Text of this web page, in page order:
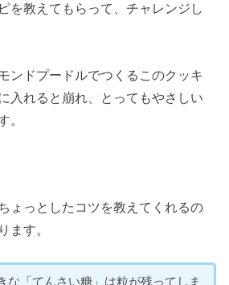
を教えてもらって、チャレンジし
ンドプードルでつくるこのクッキ
入れると崩れ、とってもやさしい
。
ょっとしたコツを教えてくれるの
ます。
な「てんさい糖」は粒が残ってしま